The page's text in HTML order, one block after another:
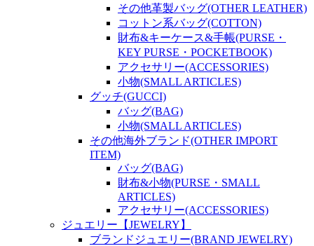
その他革製バッグ(OTHER LEATHER)
コットン系バッグ(COTTON)
財布&キーケース&手帳(PURSE・
KEY PURSE・POCKETBOOK)
アクセサリー(ACCESSORIES)
小物(SMALL ARTICLES)
グッチ(GUCCI)
バッグ(BAG)
小物(SMALL ARTICLES)
その他海外ブランド(OTHER IMPORT
ITEM)
バッグ(BAG)
財布&小物(PURSE・SMALL
ARTICLES)
アクセサリー(ACCESSORIES)
ジュエリー【JEWELRY】
ブランドジュエリー(BRAND JEWELRY)